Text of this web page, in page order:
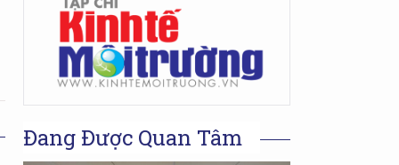
Đang Được Quan Tâm